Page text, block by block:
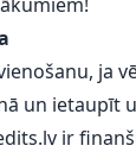
ja
un ietaupīt
ir